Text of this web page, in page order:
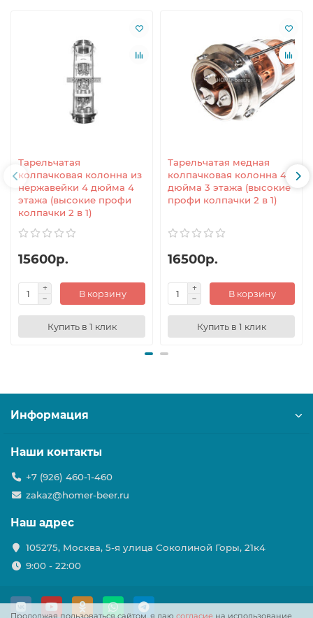
Тарельчатая
колпачковая колонна из
нержавейки 4 дюйма 4
этажа (высокие профи
колпачки 2 в 1)
15600р.
В корзину
Купить в 1 клик
Тарельчатая медная
колпачковая колонна 4
дюйма 3 этажа (высокие
профи колпачки 2 в 1)
16500р.
В корзину
Купить в 1 клик
Продолжая пользоваться сайтом, я даю согласие на использование
Информация
Наши контакты
+7 (926) 460-1-460
zakaz@homer-beer.ru
Наш адрес
105275, Москва, 5-я улица Соколиной Горы, 21к4
9:00 - 22:00